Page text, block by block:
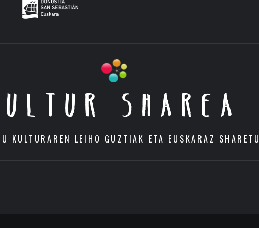
SHAREA
KULTURAREN LEIHO GUZTIAK ETA EUSKARAZ SHARETU